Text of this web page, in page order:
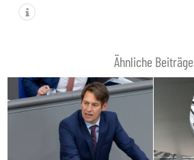
Ähnliche Beiträge